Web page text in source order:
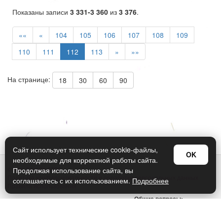
Показаны записи 3 331-3 360 из 3 376.
«« « 104 105 106 107 108
109
110
111 112 113 » »»
На странице: 18 30 60 90
© Арт Дизайн 2026
Политика конфиденциальности и обработки персональных данных
Правила использования
Общие вопросы:
Сайт использует технические cookie-файлы,
необходимые для корректной работы сайта.
Продолжая использование сайта, вы
соглашаетесь с их использованием. Подробнее
OK